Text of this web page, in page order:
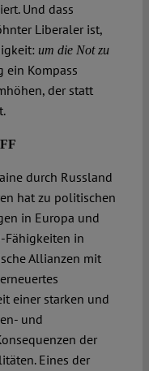
Und dass
Liberaler ist,
um die Not zu
ein Kompass
der statt
durch Russland
hat zu politischen
in Europa und
Fähigkeiten in
Allianzen mit
einer starken und
und
der
Eines der